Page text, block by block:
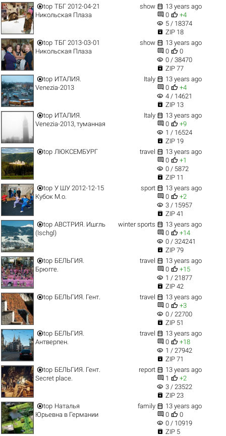
top ТБГ 2012-04-21
Никольская Плаза
show  13 years ago
 0  +4
visibility 5 / 18374
 ZIP 18
top ТБГ 2013-03-01
Никольская Плаза
show  13 years ago
 0  0
visibility 0 / 38470
 ZIP 77
top ИТАЛИЯ.
Venezia-2013
Italy  13 years ago
 0  +4
visibility 4 / 14621
 ZIP 13
top ИТАЛИЯ.
Venezia-2013, туманная
Italy  13 years ago
 0  +9
visibility 1 / 16524
 ZIP 19
top ЛЮКСЕМБУРГ travel  13 years ago
 0  +1
visibility 0 / 5872
 ZIP 11
top У ШУ 2012-12-15
Кубок М.о.
sport  13 years ago
 0  +2
visibility 3 / 15957
 ZIP 41
top АВСТРИЯ. Ишгль
(Ischgl)
winter sports  13 years ago
 0  +14
visibility 0 / 324241
 ZIP 79
top БЕЛЬГИЯ.
Брюгге.
travel  13 years ago
 0  +15
visibility 1 / 21877
 ZIP 42
top БЕЛЬГИЯ. Гент. travel  13 years ago
 0  +3
visibility 0 / 22700
 ZIP 51
top БЕЛЬГИЯ.
Антверпен.
travel  13 years ago
 0  +18
visibility 1 / 27942
 ZIP 71
top БЕЛЬГИЯ. Гент.
Secret place.
report  13 years ago
 1  +2
visibility 3 / 23522
 ZIP 23
top Наталья
Юрьевна в Германии
family  13 years ago
 0  0
visibility 0 / 10919
 ZIP 5